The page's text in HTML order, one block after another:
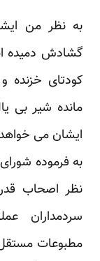
به نظر من
گشادش دمیده
کودتای خزنده
مانده شیر بی
ایشان می
به فرموده
نظر اصحاب
سردمداران
مطبوعات مستقل